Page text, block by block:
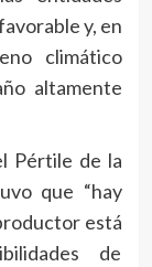
y, en
climático
altamente
Pértile de la
que “hay
está
de